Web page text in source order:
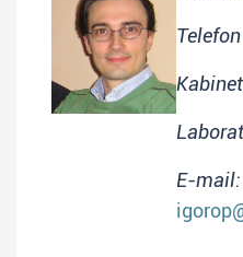
E-mail: